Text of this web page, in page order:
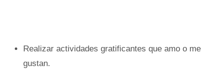
Realizar actividades gratificantes que amo o me
gustan.